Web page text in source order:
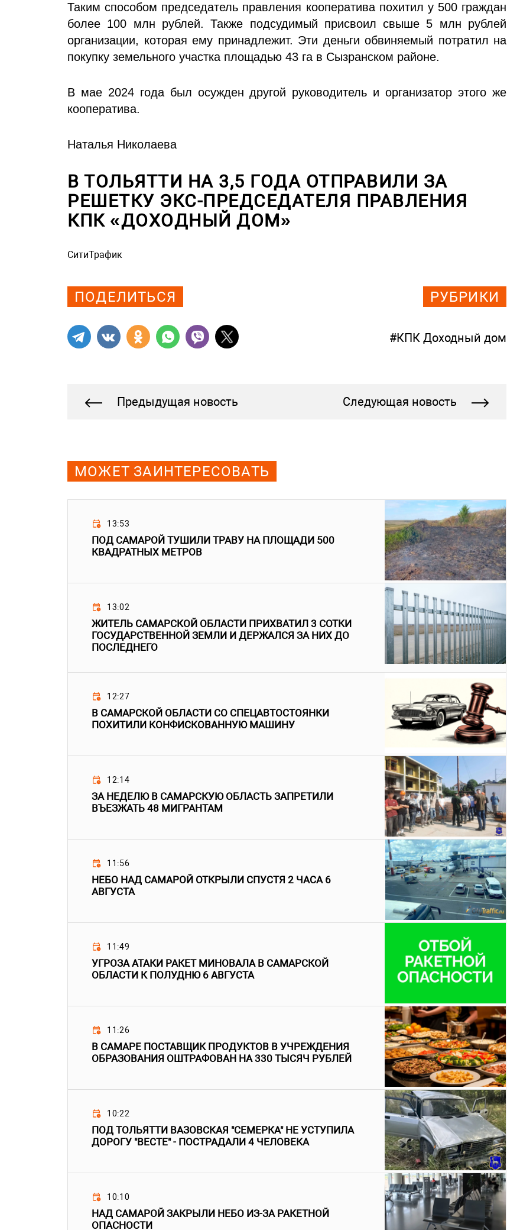
Таким способом председатель правления кооператива похитил у 500 граждан
более 100 млн рублей. Также подсудимый присвоил свыше 5 млн рублей
организации, которая ему принадлежит. Эти деньги обвиняемый потратил на
покупку земельного участка площадью 43 га в Сызранском районе.
В мае 2024 года был осужден другой руководитель и организатор этого же
кооператива.
Наталья Николаева
В ТОЛЬЯТТИ НА 3,5 ГОДА ОТПРАВИЛИ ЗА
РЕШЕТКУ ЭКС-ПРЕДСЕДАТЕЛЯ ПРАВЛЕНИЯ
КПК «ДОХОДНЫЙ ДОМ»
СитиТрафик
ПОДЕЛИТЬСЯ РУБРИКИ
#КПК Доходный дом
Предыдущая новость Следующая новость
МОЖЕТ ЗАИНТЕРЕСОВАТЬ
13:53
ПОД САМАРОЙ ТУШИЛИ ТРАВУ НА ПЛОЩАДИ 500
КВАДРАТНЫХ МЕТРОВ
13:02
ЖИТЕЛЬ САМАРСКОЙ ОБЛАСТИ ПРИХВАТИЛ 3 СОТКИ
ГОСУДАРСТВЕННОЙ ЗЕМЛИ И ДЕРЖАЛСЯ ЗА НИХ ДО
ПОСЛЕДНЕГО
12:27
В САМАРСКОЙ ОБЛАСТИ СО СПЕЦАВТОСТОЯНКИ
ПОХИТИЛИ КОНФИСКОВАННУЮ МАШИНУ
12:14
ЗА НЕДЕЛЮ В САМАРСКУЮ ОБЛАСТЬ ЗАПРЕТИЛИ
ВЪЕЗЖАТЬ 48 МИГРАНТАМ
11:56
НЕБО НАД САМАРОЙ ОТКРЫЛИ СПУСТЯ 2 ЧАСА 6
АВГУСТА
11:49
УГРОЗА АТАКИ РАКЕТ МИНОВАЛА В САМАРСКОЙ
ОБЛАСТИ К ПОЛУДНЮ 6 АВГУСТА
11:26
В САМАРЕ ПОСТАВЩИК ПРОДУКТОВ В УЧРЕЖДЕНИЯ
ОБРАЗОВАНИЯ ОШТРАФОВАН НА 330 ТЫСЯЧ РУБЛЕЙ
10:22
ПОД ТОЛЬЯТТИ ВАЗОВСКАЯ "СЕМЕРКА" НЕ УСТУПИЛА
ДОРОГУ "ВЕСТЕ" - ПОСТРАДАЛИ 4 ЧЕЛОВЕКА
10:10
НАД САМАРОЙ ЗАКРЫЛИ НЕБО ИЗ-ЗА РАКЕТНОЙ
ОПАСНОСТИ